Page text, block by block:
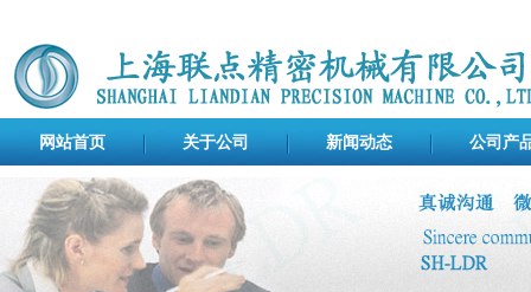
网站首页 关于公司 新闻动态 公司产